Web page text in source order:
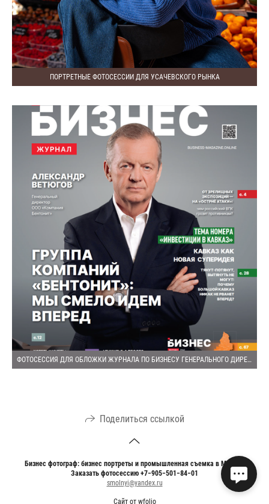
ПОРТРЕТНЫЕ ФОТОСЕССИИ ДЛЯ УСАЧЕВСКОГО РЫНКА
ФОТОСЕССИЯ ДЛЯ ОБЛОЖКИ ЖУРНАЛА ПО БИЗНЕСУ ГЕНЕРАЛЬНОГО ДИРЕКТОРА КОМПАНИИ
Поделиться ссылкой
Бизнес фотограф: бизнес портреты и промышленная съемка в Москве
Заказать фотосессию +7−905−501−84−01
smolnyi@yandex.ru
Сайт от wfolio